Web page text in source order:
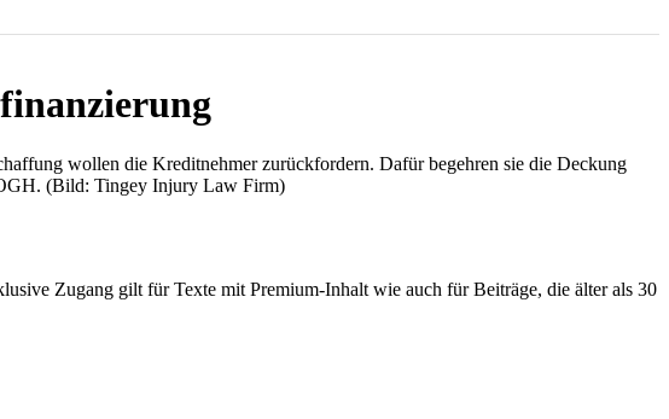
wollen die Kreditnehmer zurückfordern. Dafür begehren sie die Deckung
(Bild: Tingey Injury Law Firm)
Zugang gilt für Texte mit Premium-Inhalt wie auch für Beiträge, die älter als 30